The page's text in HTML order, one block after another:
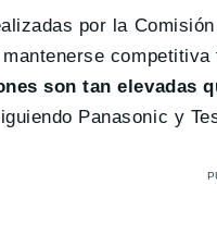
por la
son tan elevadas
Panasonic y